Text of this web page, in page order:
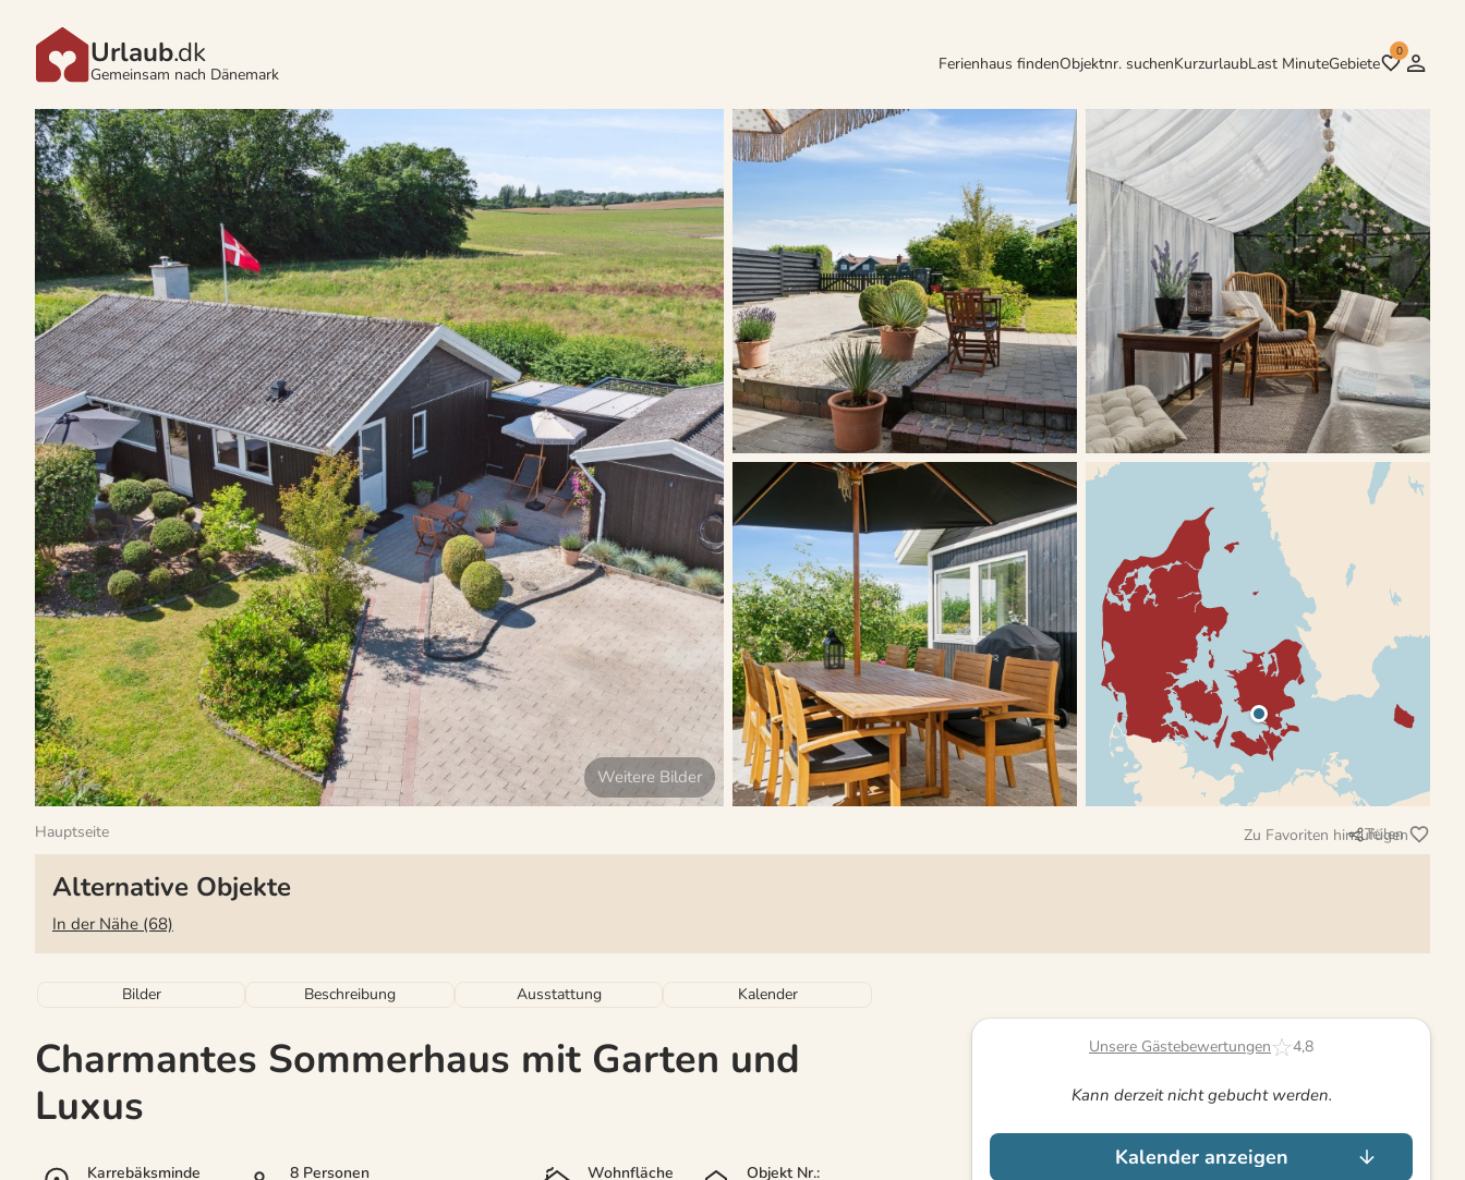
Urlaub.dk
Gemeinsam nach Dänemark
Ferienhaus findenObjektnr. suchenKurzurlaubLast MinuteGebiete
0
Hauptseite Zu Favoriten hinzufügen
Teilen
Alternative Objekte
In der Nähe (68)
Bilder Beschreibung Ausstattung Kalender
Charmantes Sommerhaus mit Garten und
Luxus
Karrebäksminde
8 Personen
Wohnfläche
Objekt Nr.:
Unsere Gästebewertungen 4,8
Kann derzeit nicht gebucht werden.
Kalender anzeigen